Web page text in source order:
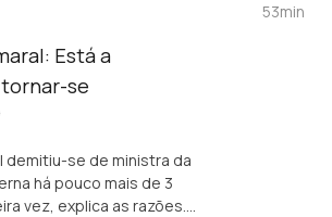
Está a
se
demitiu-se de ministra da
há pouco mais de 3
vez, explica as razões.
53min